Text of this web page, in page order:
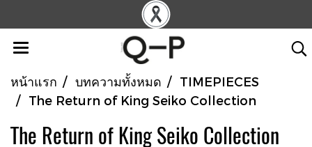
หน้าแรก บทความทั้งหมด
TIMEPIECES
The Return of King Seiko Collection
The Return of King Seiko Collection